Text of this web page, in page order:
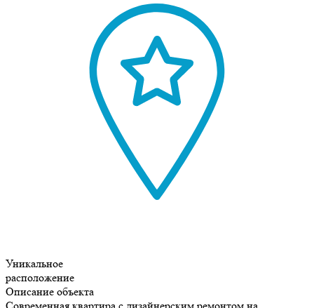
Уникальное
расположение
Описание объекта
Современная квартира с дизайнерским ремонтом на